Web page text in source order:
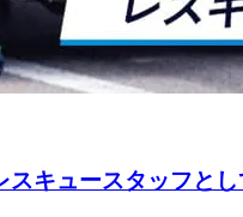
スキュースタッフ